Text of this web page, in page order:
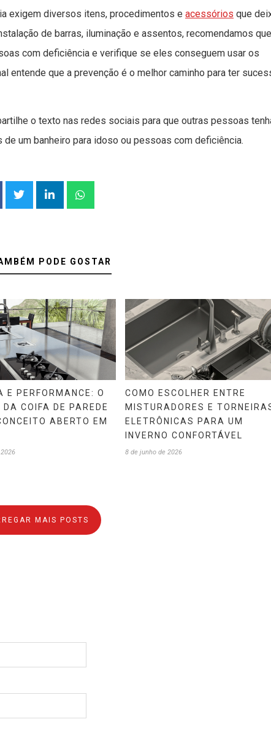
exigem diversos itens, procedimentos e acessórios que
de barras, iluminação e assentos, recomendamos que
com deficiência e verifique se eles conseguem usar os
entende que a prevenção é o melhor caminho para ter
o texto nas redes sociais para que outras pessoas
um banheiro para idoso ou pessoas com deficiência.
PODE GOSTAR
E PERFORMANCE: O
DA COIFA DE PAREDE
ABERTO EM
COMO ESCOLHER ENTRE
MISTURADORES E
ELETRÔNICAS PARA UM
INVERNO CONFORTÁVEL
8 de junho de 2026
MAIS POSTS